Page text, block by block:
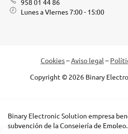
958 01 44 86
Lunes a VIernes 7:00 - 15:00
Cookies–Aviso legal –
Copyright © 2026 Binary
Binary Electronic Solution empresa
subvención de la Consejería de